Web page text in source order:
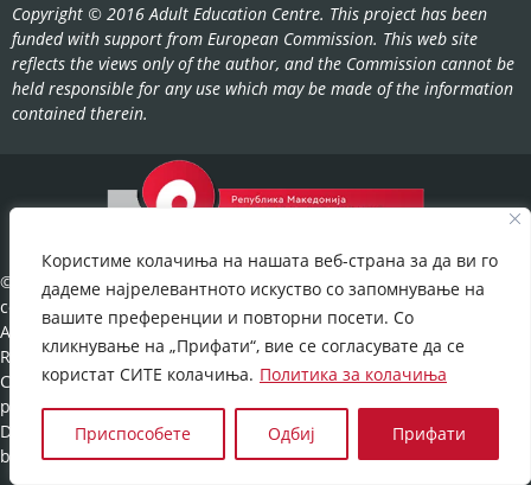
Користиме колачиња на нашата веб-страна за да ви го
дадеме најрелевантното искуство со запомнување на
вашите преференции и повторни посети. Со
кликнување на „Прифати“, вие се согласувате да се
користат СИТЕ колачиња. Политика за колачиња
Приспособете Одбиј Прифати
Copyright © 2016 Adult Education Centre. This project has been
funded with support from European Commission. This web site
reflects the views only of the author, and the Commission cannot be
held responsible for any use which may be made of the information
contained therein.
©2022-
cov.gov.mk.
All Rights
Reserved.
Cookies
policy©
Developed
by:
UNET